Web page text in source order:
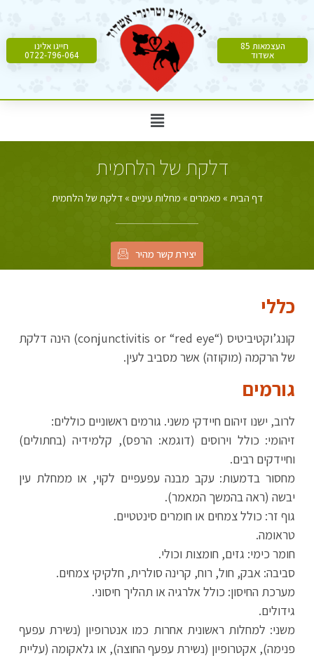
העצמאות 85
אשדוד
חייגו אלינו
0722-796-064
דלקת של הלחמית
דף הבית » מאמרים » מחלות עיניים »דלקת של הלחמית
יצירת קשר מהיר
כללי
קונג’וקטיביטיס (“conjunctivitis or “red eye) הינה דלקת
של הרקמה (מוקוזה) אשר מסביב לעין.
גורמים
לרוב, ישנו זיהום חיידקי משני. גורמים ראשוניים כוללים:
זיהומי: כולל וירוסים (דוגמא: הרפס), קלמידיה (בחתולים)
וחיידקים רבים.
מחסור בדמעות: עקב מבנה עפעפיים לקוי, או ממחלת עין
יבשה (ראה בהמשך המאמר).
גוף זר: כולל צמחים או חומרים סינטטיים.
טראומה.
חומר כימי: גזים, חומצות וכולי.
סביבה: אבק, חול, רוח, קרינה סולרית, חלקיקי צמחים.
מערכת החיסון: כולל אלרגיה או תהליך חיסוני.
גידולים.
משני: למחלות ראשונית אחרות כמו אנטרופיון (נשירת עפעף
פנימה), אקטרופיון (נשירת עפעף החוצה), או גלאקומה (עליית